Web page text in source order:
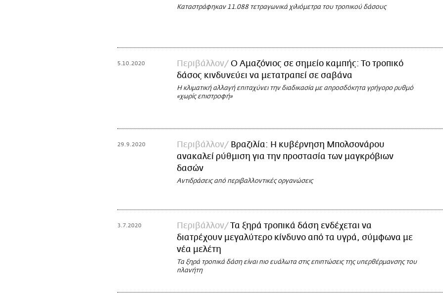
Καταστράφηκαν 11.088 τετραγωνικά χιλιόμετρα του τροπικού δάσους
5.10.2020 Περιβάλλον
Ο Αμαζόνιος σε σημείο καμπής: Το τροπικό
δάσος κινδυνεύει να μετατραπεί σε σαβάνα
Η κλιματική αλλαγή επιταχύνει την διαδικασία με απροσδόκητα γρήγορο ρυθμό
«χωρίς επιστροφή»
29.9.2020 Περιβάλλον
Βραζιλία: Η κυβέρνηση Μπολσονάρου
ανακαλεί ρύθμιση για την προστασία των μαγκρόβιων
δασών
Αντιδράσεις από περιβαλλοντικές οργανώσεις
3.7.2020 Περιβάλλον Τα ξηρά τροπικά δάση ενδέχεται να
διατρέχουν μεγαλύτερο κίνδυνο από τα υγρά, σύμφωνα με
νέα μελέτη
Τα ξηρά τροπικά δάση είναι πιο ευάλωτα στις επιπτώσεις της υπερθέρμανσης του
πλανήτη